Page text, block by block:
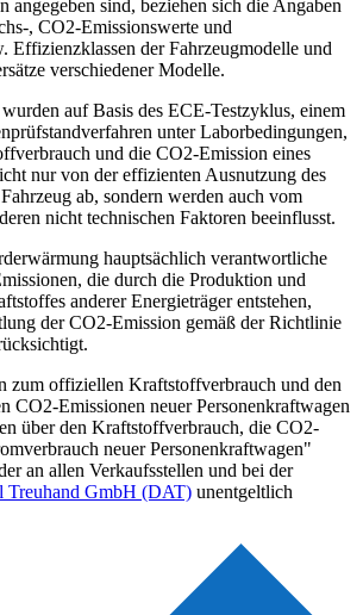
angegeben sind, beziehen sich die Angaben
, CO2-Emissionswerte und
Effizienzklassen der Fahrzeugmodelle und
verschiedener Modelle.
auf Basis des ECE-Testzyklus, einem
unter Laborbedingungen,
und die CO2-Emission eines
nur von der effizienten Ausnutzung des
ab, sondern werden auch vom
nicht technischen Faktoren beeinflusst.
hauptsächlich verantwortliche
die durch die Produktion und
anderer Energieträger entstehen,
der CO2-Emission gemäß der Richtlinie
zum offiziellen Kraftstoffverbrauch und den
CO2-Emissionen neuer Personenkraftwagen
über den Kraftstoffverbrauch, die CO2-
neuer Personenkraftwagen"
an allen Verkaufsstellen und bei der
Treuhand GmbH (DAT) unentgeltlich